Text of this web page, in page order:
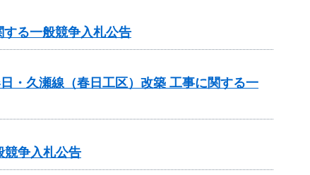
る一般競争入札公告
・久瀬線（春日工区）改築 工事に関する一
競争入札公告